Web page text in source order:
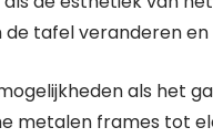
tafel veranderen
als het
metalen frames tot